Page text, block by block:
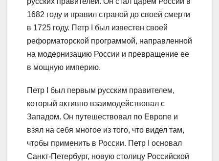
1682 году и правил страной до своей смерти
в 1725 году. Петр I был известен своей
реформаторской программой, направленной
на модернизацию России и превращение ее
в мощную империю.
Петр I был первым русским правителем,
который активно взаимодействовал с
Западом. Он путешествовал по Европе и
взял на себя многое из того, что видел там,
чтобы применить в России. Петр I основал
Санкт-Петербург, новую столицу Российской